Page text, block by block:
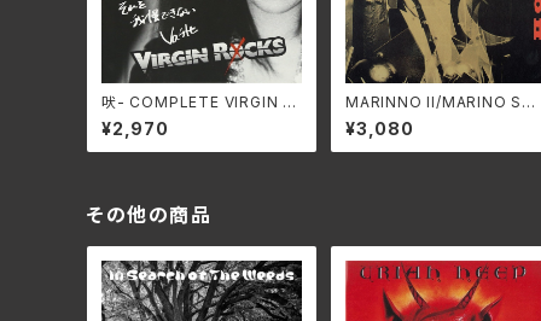
吠- COMPLETE VIRGIN R
OCKS- [2025 EDITION] /
VIRGIN ROCKS SS-954
C(仕様:CD)
¥2,970
MARINNO II/MARINO SW
AX-306A
¥3,080
その他の商品